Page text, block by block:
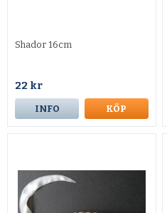
Shador 16cm
22 kr
INFO KÖP